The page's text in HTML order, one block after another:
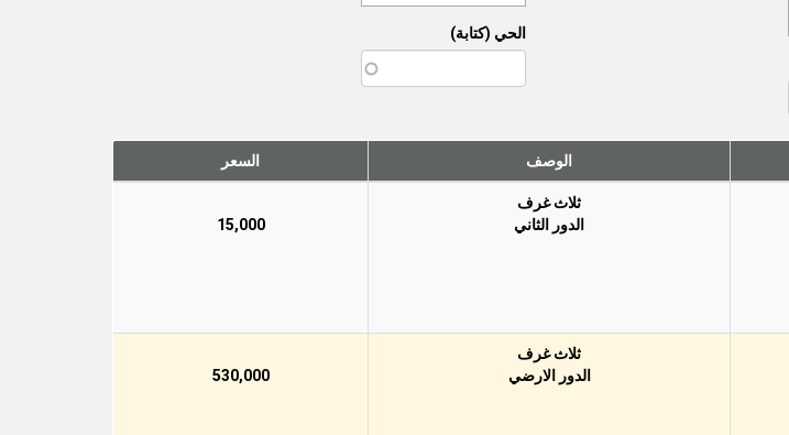
الحي (كتابة)
الوصف السعر
ثلاث غرف
الدور الثاني
15,000
ثلاث غرف
الدور اﻻرضي
530,000